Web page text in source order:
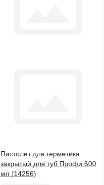
Пистолет для герметика
закрытый для туб Профи 600
мл (14256)